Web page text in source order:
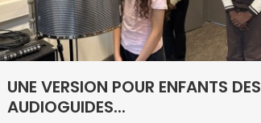
UNE VERSION POUR ENFANTS DES
AUDIOGUIDES...